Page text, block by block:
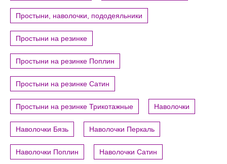
Простыни, наволочки, пододеяльники
Простыни на резинке
Простыни на резинке Поплин
Простыни на резинке Сатин
Простыни на резинке Трикотажные Наволочки
Наволочки Бязь Наволочки Перкаль
Наволочки Поплин Наволочки Сатин